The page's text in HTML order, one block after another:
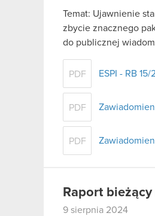
Temat: Ujawnienie
zbycie znacznego
do publicznej
PDF ESPI - RB
PDF
PDF
Raport
9 sierpnia 2024